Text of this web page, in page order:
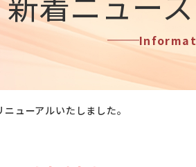
ューアルいたしました。